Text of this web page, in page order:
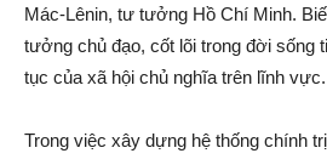
Mác-Lênin, tư tưởng Hồ Chí Minh.
tưởng chủ đạo, cốt lõi trong đời sống
tục của xã hội chủ nghĩa trên lĩnh vực.
Trong việc xây dựng hệ thống chính